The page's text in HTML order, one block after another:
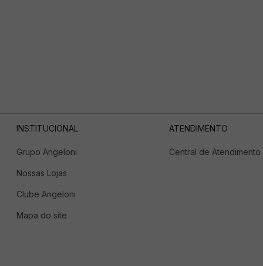
INSTITUCIONAL
Grupo Angeloni
Nossas Lojas
Clube Angeloni
Mapa do site
ATENDIMENTO
Central de Atendimento